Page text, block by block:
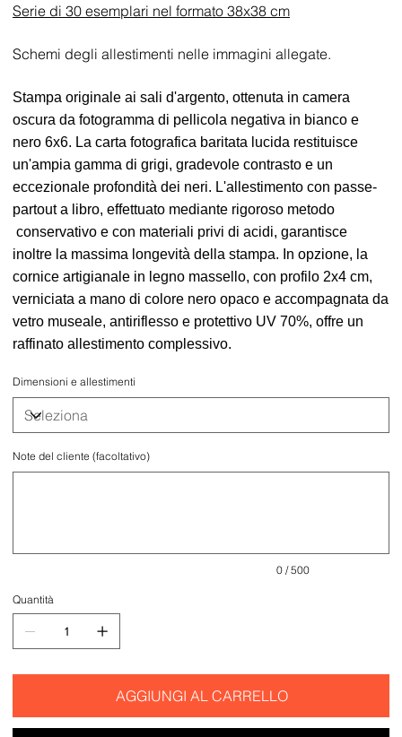
Serie di 30 esemplari nel formato 38x38 cm
Schemi degli allestimenti nelle immagini allegate.
Stampa originale ai sali d'argento, ottenuta in camera
oscura da fotogramma di pellicola negativa in bianco e
nero 6x6. La carta fotografica baritata lucida restituisce
un'ampia gamma di grigi, gradevole contrasto e un
eccezionale profondità dei neri. L'allestimento con passe-
partout a libro, effettuato mediante rigoroso metodo
conservativo e con materiali privi di acidi, garantisce
inoltre la massima longevità della stampa. In opzione, la
cornice artigianale in legno massello, con profilo 2x4 cm,
verniciata a mano di colore nero opaco e accompagnata da
vetro museale, antiriflesso e protettivo UV 70%, offre un
raffinato allestimento complessivo.
Dimensioni e allestimenti
Note del cliente (facoltativo)
0 / 500
Quantità
AGGIUNGI AL CARRELLO